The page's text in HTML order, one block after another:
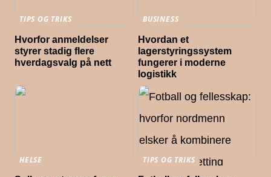
TIPS OG TRIKS
Hvorfor anmeldelser
styrer stadig flere
hverdagsvalg på nett
BUSINESS
Hvordan et
lagerstyringssystem
fungerer i moderne
logistikk
HELSE
TIPS OG TRIKS